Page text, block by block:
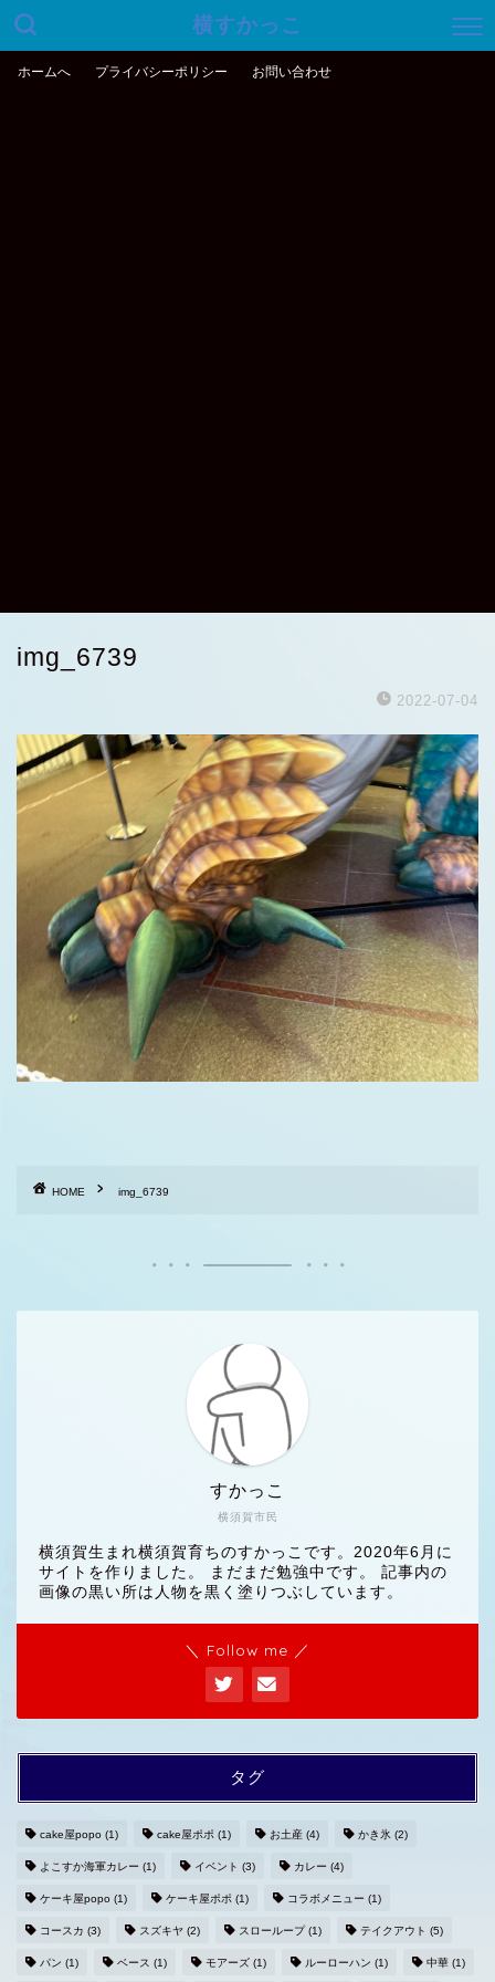
横すかっこ
ホームへ プライバシーポリシー お問い合わせ
img_6739
2022-07-04
HOME img_6739
横須賀市民
すかっこ
横須賀生まれ横須賀育ちのすかっこです。2020年6月に
サイトを作りました。 まだまだ勉強中です。 記事内の
画像の黒い所は人物を黒く塗りつぶしています。
＼ Follow me ／
タグ
cake屋popo (1) cake屋ポポ (1) お土産 (4) かき氷 (2)
よこすか海軍カレー (1) イベント (3) カレー (4)
ケーキ屋popo (1) ケーキ屋ポポ (1) コラボメニュー (1)
コースカ (3) スズキヤ (2) スローループ(1) テイクアウト (5)
パン (1) ベース (1) モアーズ (1) ルーローハン (1) 中華 (1)
ホームへ
プライバシーポリシー